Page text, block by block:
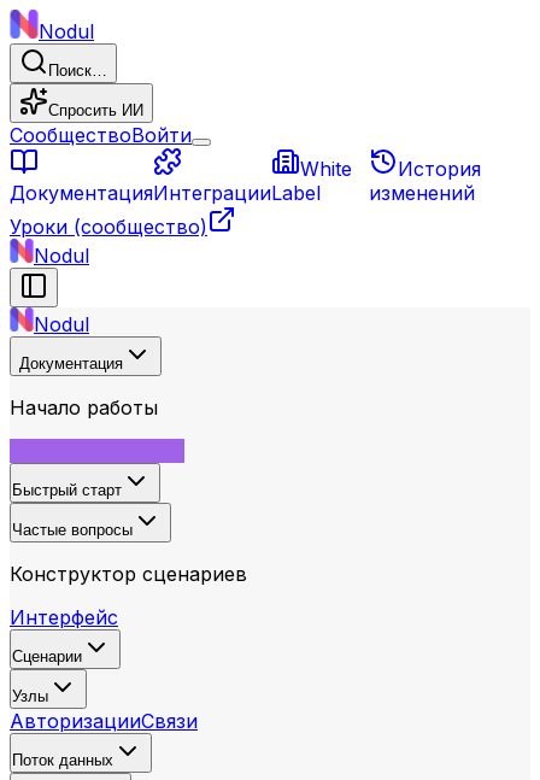
Nodul
Поиск…
Спросить ИИ
СообществоВойти
ДокументацияИнтеграции
White
Label
История
изменений
Уроки (сообщество)
Nodul
Nodul
Документация
Начало работы
Быстрый старт
Частые вопросы
Конструктор сценариев
Интерфейс
Сценарии
Узлы
АвторизацииСвязи
Поток данных